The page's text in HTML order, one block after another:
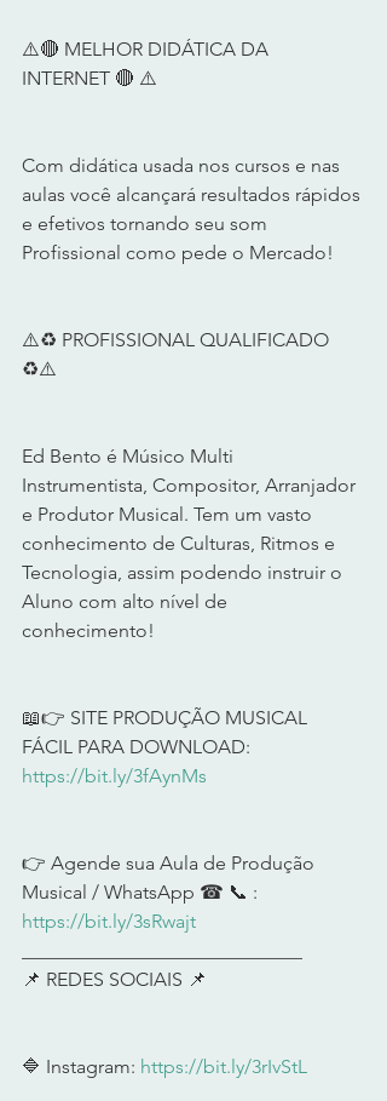
⚠️🔴 MELHOR DIDÁTICA DA
INTERNET 🔴 ⚠️
Com didática usada nos cursos e nas
aulas você alcançará resultados rápidos
e efetivos tornando seu som
Profissional como pede o Mercado!
⚠️♻️ PROFISSIONAL QUALIFICADO
♻️⚠️
Ed Bento é Músico Multi
Instrumentista, Compositor, Arranjador
e Produtor Musical. Tem um vasto
conhecimento de Culturas, Ritmos e
Tecnologia, assim podendo instruir o
Aluno com alto nível de
conhecimento!
📖👉 SITE PRODUÇÃO MUSICAL
FÁCIL PARA DOWNLOAD:
https://bit.ly/3fAynMs
👉 Agende sua Aula de Produção
Musical / WhatsApp ☎ 📞 :
https://bit.ly/3sRwajt
📌 REDES SOCIAIS 📌
🔷 Instagram: https://bit.ly/3rIvStL